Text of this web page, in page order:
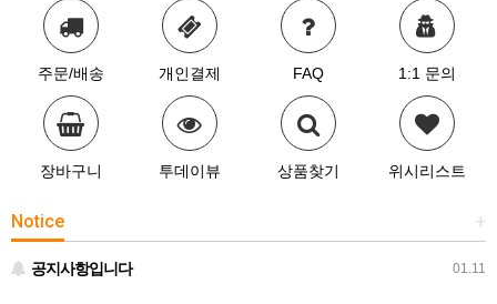
주문/배송 개인결제 FAQ 1:1 문의
장바구니 투데이뷰 상품찾기 위시리스트
+
Notice
01.11
공지사항입니다